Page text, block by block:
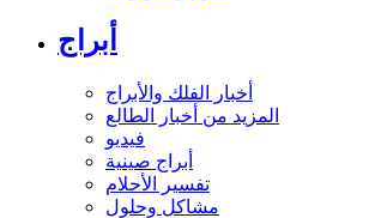
أبراج
أخبار الفلك والأبراج
المزيد من أخبار الطالع
فيديو
أبراج صينية
تفسير الأحلام
مشاكل وحلول